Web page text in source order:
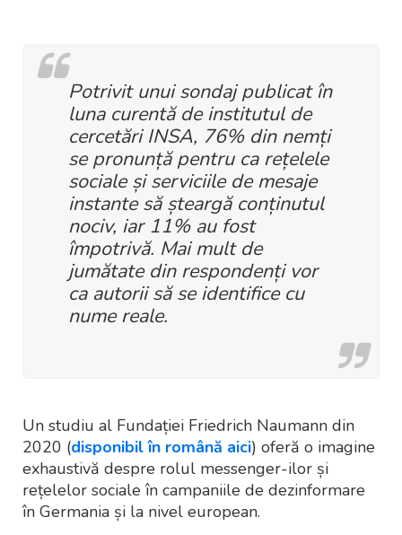
Potrivit unui sondaj publicat în
luna curentă de institutul de
cercetări INSA, 76% din nemți
se pronunță pentru ca rețelele
sociale și serviciile de mesaje
instante să șteargă conținutul
nociv, iar 11% au fost
împotrivă. Mai mult de
jumătate din respondenți vor
ca autorii să se identifice cu
nume reale.
Un studiu al Fundației Friedrich Naumann din
2020 (disponibil în română aici) oferă o imagine
exhaustivă despre rolul messenger-ilor și
rețelelor sociale în campaniile de dezinformare
în Germania și la nivel european.